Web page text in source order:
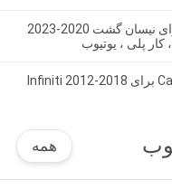
رابط چند رسانه ای اندرویدی Lsailt 8G برای نیسان گشت 2020-2023
کار پلی ، یوتیوب
رابط Carplay Mirroring Car Android Auto برای Infiniti 2012-2018
همه